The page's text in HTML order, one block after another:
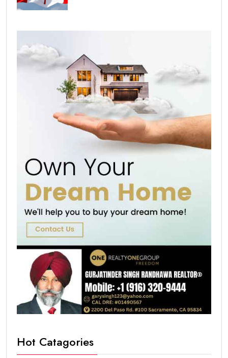
Hot Catagories